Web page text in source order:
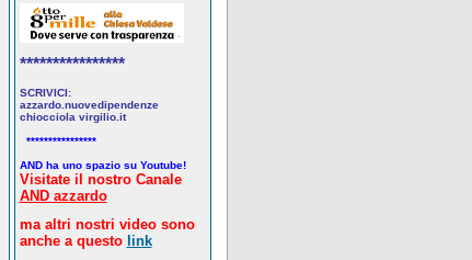
****************
SCRIVICI:
azzardo.nuovedipendenze
chiocciola virgilio.it
****************
AND ha uno spazio su Youtube!
Visitate il nostro Canale
AND azzardo
ma altri nostri video sono
anche a questo link